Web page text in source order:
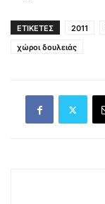
ΕΤΙΚΕΤΕΣ 2011
χώροι δουλειάς